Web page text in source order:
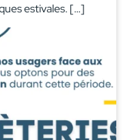
estivales. […]